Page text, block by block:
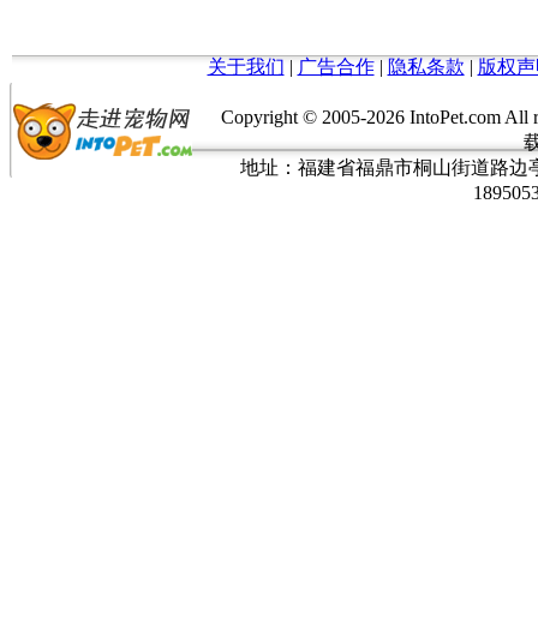
关于我们 | 广告合作| 隐私条款 | 版权
Copyright © 2005-2026 IntoPet.com
地址：福建省福鼎市桐山街道路边